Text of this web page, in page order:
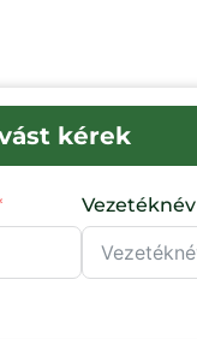
kérek
Vezetéknév